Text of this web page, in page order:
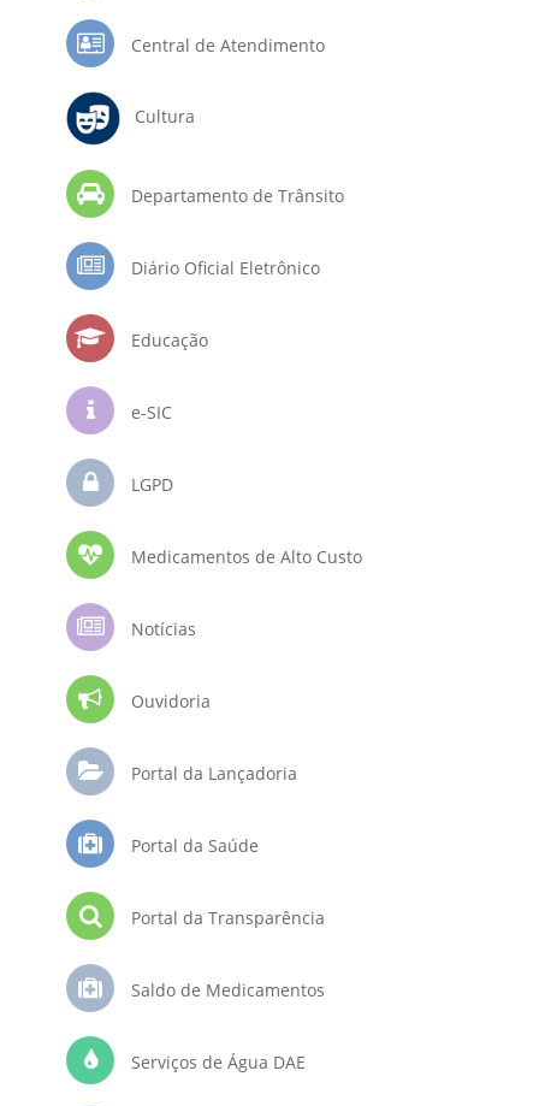
Central de Atendimento
Cultura
Departamento de Trânsito
Diário Oficial Eletrônico
Educação
e-SIC
LGPD
Medicamentos de Alto Custo
Notícias
Ouvidoria
Portal da Lançadoria
Portal da Saúde
Portal da Transparência
Saldo de Medicamentos
Serviços de Água DAE